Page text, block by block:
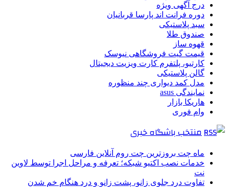
درج آگهی ویژه
دوره فرانت اند پارسا قربانیان
سبد پلاستیکی
صندوق طلا
قهوه ساز
قیمت گیت فروشگاهی نیوسک
کارتیو، پلتفرم کارت ویزیت دیجیتال
گالن پلاستیکی
مدل کمد دیواری چند منظوره
نمایندگی asus
هاریکا بازار
وام فوری
منتخب باشگاه خبری
ماه چت بروزترین چت روم آنلاین فارسی
خدمات نصب اکتیو شبکه؛ تعرفه و مراحل اجرا توسط لاوین
نت
تفاوت درد جلوی زانو، پشت زانو و درد هنگام خم شدن